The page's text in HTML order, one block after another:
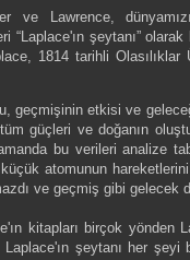
ve Lawrence,
“Laplace'ın şeytanı”
1814 tarihli
geçmişinin etkisi ve
güçleri ve doğanın
bu verileri analize
atomunun
ve geçmiş gibi gelecek
kitapları birçok yönden
Laplace'ın şeytanı her